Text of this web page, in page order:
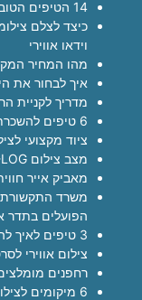
14 הטיפים הטובים ביותר על רחפנים מקצועיים וצילומי רחפן
כיצד לצלם
וידאו אווירי
מהו המחיר
איך לבחור את
מדריך לקניית
6 טיפים להשכרת רחפן לצילום אווירי
ציוד מקצועי
מצב צילום D-LOG יהפוך לך את הצילומים למרשימים יותר
מאביק אייר
הפועלים בתדר
3 טיפים לאיך להפיק את השוט צילום אווירי המדהים ביותר
צילום אווירי
רחפנים
6 מיקומים לצילומי רחפן בנתניה